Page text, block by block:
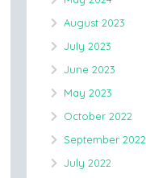
August 2023
July 2023
June 2023
May 2023
October 2022
September 2022
July 2022